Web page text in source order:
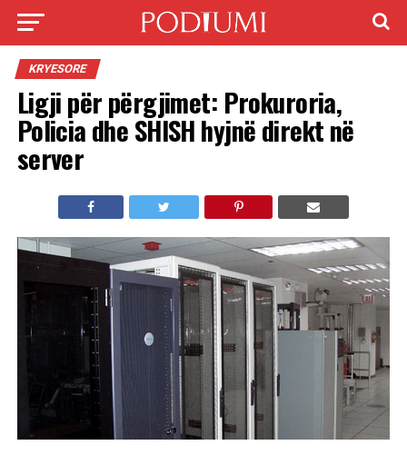
KRYESORE
Ligji për përgjimet: Prokuroria,
Policia dhe SHISH hyjnë direkt në
server